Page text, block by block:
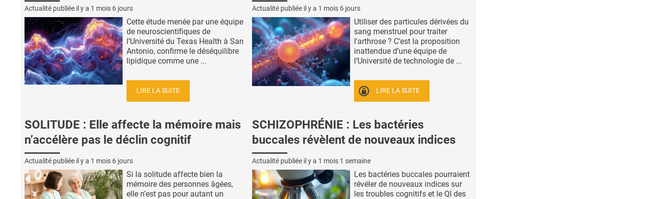
Actualité publiée il y a 1 mois 6 jours
Cette étude menée par une équipe
de neuroscientifiques de
l’Université du Texas Health à San
Antonio, confirme le déséquilibre
lipidique comme une ...
LIRE LA SUITE
Actualité publiée il y a 1 mois 6 jours
Utiliser des particules dérivées du
sang menstruel pour traiter
l'arthrose ? C’est la proposition
inattendue d’une équipe de
l’Université de technologie de ...
LIRE LA SUITE
SOLITUDE : Elle affecte la mémoire mais
n’accélère pas le déclin cognitif
Actualité publiée il y a 1 mois 6 jours
Si la solitude affecte bien la
mémoire des personnes âgées,
elle n’est pas pour autant un
SCHIZOPHRÉNIE : Les bactéries
buccales révèlent de nouveaux indices
Actualité publiée il y a 1 mois 1 semaine
Les bactéries buccales pourraient
révéler de nouveaux indices sur
les troubles cognitifs et le QI des